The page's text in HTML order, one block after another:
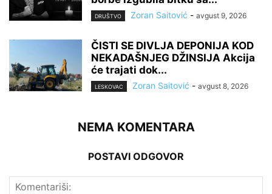
DRUŠTVO Zoran Saitović - avgust 9, 2026
ČISTI SE DIVLJA DEPONIJA KOD
NEKADAŠNJEG DŽINSIJA Akcija
će trajati dok...
LESKOVAC Zoran Saitović - avgust 8, 2026
NEMA KOMENTARA
POSTAVI ODGOVOR